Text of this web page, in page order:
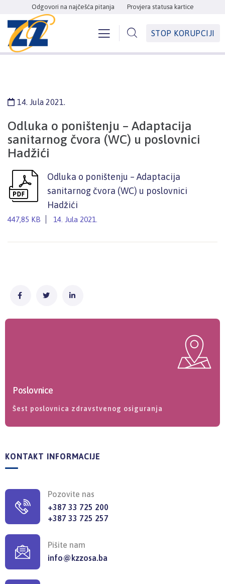
Odgovori na najčešća pitanja Provjera statusa kartice
STOP KORUPCIJI
14. Jula 2021.
Odluka o poništenju – Adaptacija
sanitarnog čvora (WC) u poslovnici
Hadžići
Odluka o poništenju – Adaptacija
sanitarnog čvora (WC) u poslovnici
Hadžići
447,85 KB 14. Jula 2021.
Poslovnice
Šest poslovnica zdravstvenog osiguranja
KONTAKT INFORMACIJE
Pozovite nas
+387 33 725 200
+387 33 725 257
Pišite nam
info@kzzosa.ba